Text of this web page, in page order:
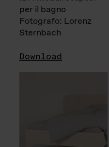
per il bagno
Fotografo: Lorenz
Sternbach
Download